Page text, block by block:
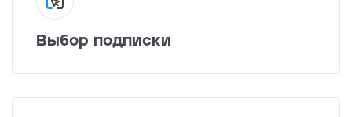
Выбор подписки